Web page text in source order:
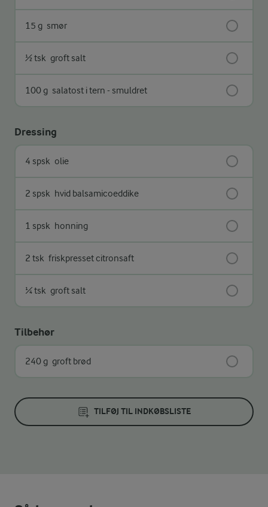
15 g smør
½ tsk groft salt
100 g salatost i tern - smuldret
Dressing
4 spsk olie
2 spsk hvid balsamicoeddike
1 spsk honning
2 tsk friskpresset citronsaft
¼ tsk groft salt
Tilbehør
240 g groft brød
TILFØJ TIL INDKØBSLISTE